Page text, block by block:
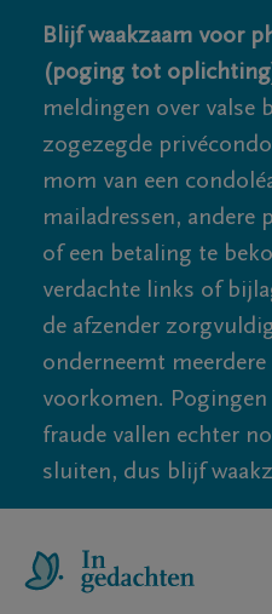
Blijf waakzaam voor
(poging tot
meldingen over valse
zogezegde
mom van een
mailadressen, andere
of een betaling te
verdachte links of
de afzender
onderneemt
voorkomen.
fraude vallen echter
sluiten, dus blijf